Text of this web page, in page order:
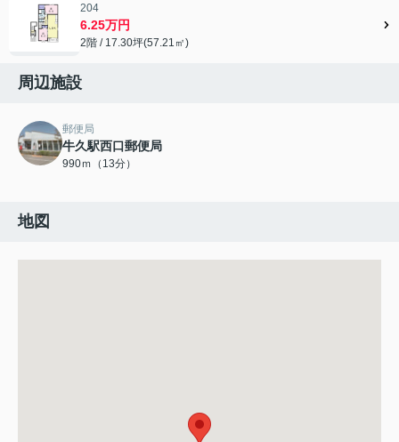
204
6.25万円
2階 / 17.30坪(57.21㎡)
周辺施設
郵便局
牛久駅西口郵便局
990ｍ（13分）
地図